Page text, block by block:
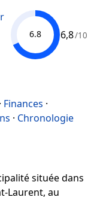
6.8 6,8/10
· Finances ·
· Chronologie
située dans
Laurent, au